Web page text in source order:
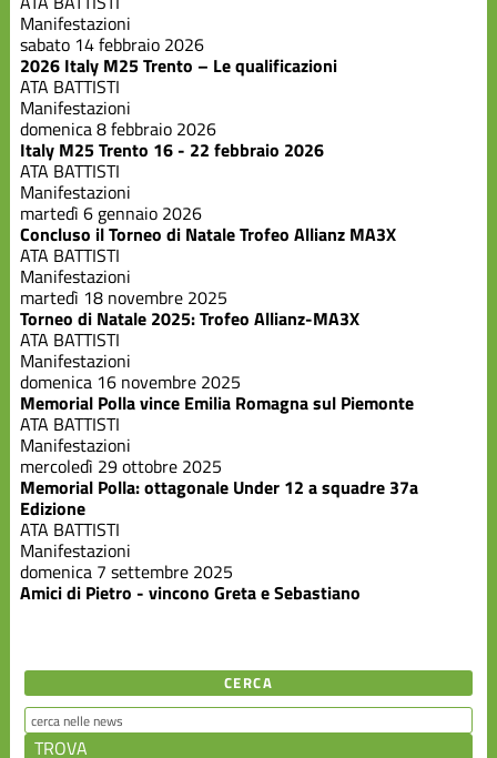
Manifestazioni
sabato 14 febbraio 2026
2026 Italy M25 Trento – Le qualificazioni
ATA BATTISTI
Manifestazioni
domenica 8 febbraio 2026
Italy M25 Trento 16 - 22 febbraio 2026
ATA BATTISTI
Manifestazioni
martedì 6 gennaio 2026
Concluso il Torneo di Natale Trofeo Allianz MA3X
ATA BATTISTI
Manifestazioni
martedì 18 novembre 2025
Torneo di Natale 2025: Trofeo Allianz-MA3X
ATA BATTISTI
Manifestazioni
domenica 16 novembre 2025
Memorial Polla vince Emilia Romagna sul Piemonte
ATA BATTISTI
Manifestazioni
mercoledì 29 ottobre 2025
Memorial Polla: ottagonale Under 12 a squadre 37a
Edizione
ATA BATTISTI
Manifestazioni
domenica 7 settembre 2025
Amici di Pietro - vincono Greta e Sebastiano
CERCA